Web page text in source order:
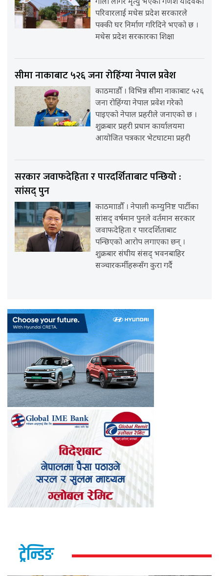
गोली लागेर मृत्यु भएका गणेश यादवको
परिवारलाई मधेस प्रदेश सरकारले
पक्की घर निर्माण गरिदिने भएको छ ।
मधेस प्रदेश सरकारका शिक्षा
सीमा नाकाबाट ५२६ जना रोहिंग्या नेपाल प्रवेश
काठमाडौँ । विभिन्न सीमा नाकाबाट ५२६
जना रोहिंग्या नेपाल प्रवेश गरेको
पाइएको नेपाल प्रहरीले जनाएको छ ।
शुक्रबार प्रहरी प्रधान कार्यालयमा
आयोजित पत्रकार भेटघाटमा प्रहरी
सरकार जवाफदेहिता र पारदर्शिताबाट पन्छियो :
सांसद् पुन
काठमााडौँ । नेपाली कम्युनिष्ट पार्टीका
सांसद् वर्षमान पुनले वर्तमान सरकार
जवाफदेहिता र पारदर्शिताबाट
पन्छिएको आरोप लगाएका छन् ।
शुक्रबार संघीय संसद् भवनबाहिर
सञ्चारकर्मीहरूसँग कुरा गर्दै
ट्रेन्डिङ